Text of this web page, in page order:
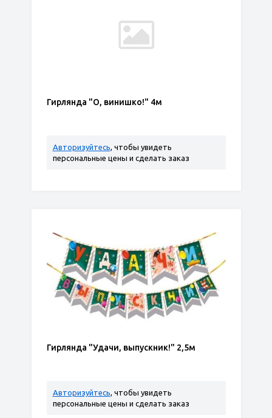
Гирлянда "О, винишко!" 4м
Авторизуйтесь, чтобы увидеть
персональные цены и сделать заказ
Гирлянда "Удачи, выпускник!" 2,5м
Авторизуйтесь, чтобы увидеть
персональные цены и сделать заказ